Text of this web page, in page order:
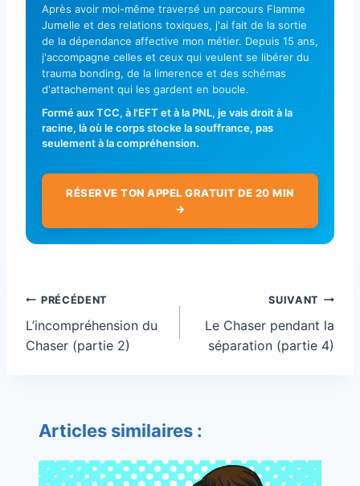
Après avoir moi-même traversé un parcours Flamme
Jumelle et des relations toxiques, j'ai fait de la sortie
de la dépendance affective mon métier. Depuis 15 ans,
j'accompagne celles et ceux qui veulent se libérer du
trauma bonding, de la limerence et des schémas
d'attachement qui les gardent en boucle.
Formé aux TCC, à l'EFT et à la PNL, je vais droit à la
racine, là où le corps stocke la souffrance, pas
seulement à la compréhension.
RÉSERVE TON APPEL GRATUIT DE 20 MIN
→
Navigation
de
l’article
PRÉCÉDENT
L’incompréhension du
Chaser (partie 2)
SUIVANT
Le Chaser pendant la
séparation (partie 4)
Articles similaires :